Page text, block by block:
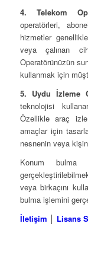
4. Telekom
operatörleri,
hizmetler
veya çalınan
Operatörünüzün
kullanmak için
5. Uydu İzleme
teknolojisi
Özellikle araç
amaçlar için
nesnenin veya
Konum bulma
veya birkaçını
bulma işlemini
İletişim
Lisans